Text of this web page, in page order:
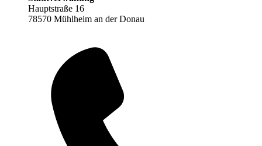
Hauptstraße 16
78570 Mühlheim an der Donau